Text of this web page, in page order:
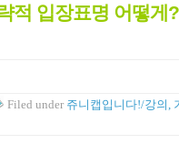
적 입장표명 어떻게
Filed under 쥬니캡입니다!/강의,